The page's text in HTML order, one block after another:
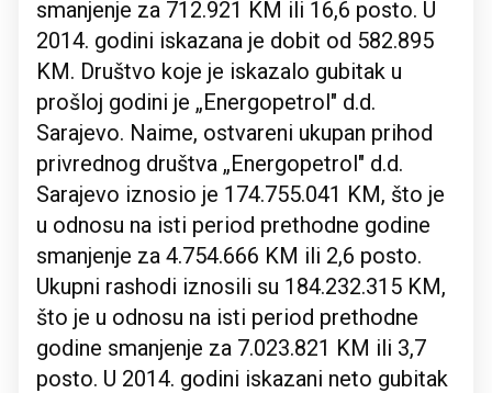
smanjenje za 712.921 KM ili 16,6 posto. U
2014. godini iskazana je dobit od 582.895
KM. Društvo koje je iskazalo gubitak u
prošloj godini je „Energopetrol" d.d.
Sarajevo. Naime, ostvareni ukupan prihod
privrednog društva „Energopetrol" d.d.
Sarajevo iznosio je 174.755.041 KM, što je
u odnosu na isti period prethodne godine
smanjenje za 4.754.666 KM ili 2,6 posto.
Ukupni rashodi iznosili su 184.232.315 KM,
što je u odnosu na isti period prethodne
godine smanjenje za 7.023.821 KM ili 3,7
posto. U 2014. godini iskazani neto gubitak